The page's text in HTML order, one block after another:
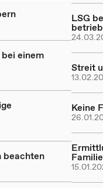
einem
beachten
LSG
Streit
Keine